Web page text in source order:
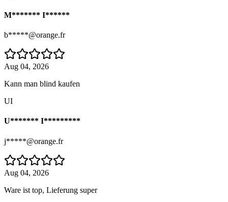
M******* I******
b*****@orange.fr
Aug 04, 2026
Kann man blind kaufen
UI
U******* I*********
j*****@orange.fr
Aug 04, 2026
Ware ist top, Lieferung super